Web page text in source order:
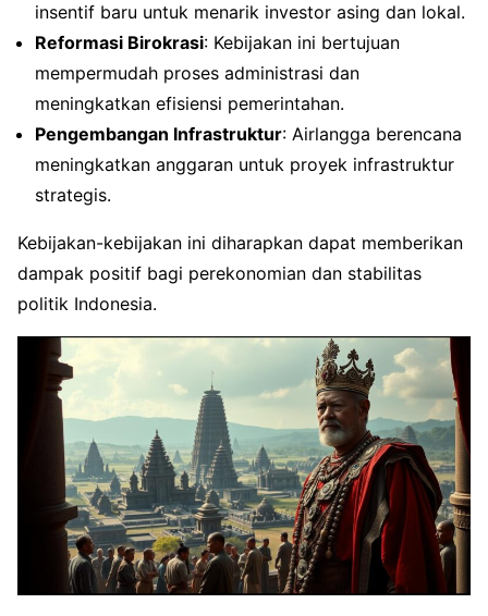
insentif baru untuk menarik investor asing dan lokal.
Reformasi Birokrasi: Kebijakan ini bertujuan
mempermudah proses administrasi dan
meningkatkan efisiensi pemerintahan.
Pengembangan Infrastruktur: Airlangga berencana
meningkatkan anggaran untuk proyek infrastruktur
strategis.
Kebijakan-kebijakan ini diharapkan dapat memberikan
dampak positif bagi perekonomian dan stabilitas
politik Indonesia.